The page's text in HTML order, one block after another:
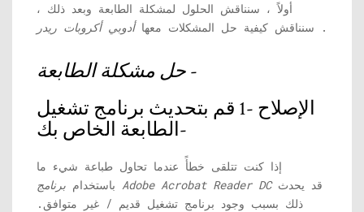
أولاً ، سنناقش الحلول لمشكلة الطابعة وبعد ذلك ،
سنناقش كيفية حل المشكلات معهاأدوبي أكروبات ريدر .
حل مشكلة الطابعة-
الإصلاح -1 قم بتحديث برنامج تشغيل
الطابعة الخاص بك-
إذا كنت تتلقى خطأً عندما تحاول طباعة شيء ما
باستخدام برنامج Adobe Acrobat Reader DCقد يحدث
ذلك بسبب وجود برنامج تشغيل قديم / غير متوافق.